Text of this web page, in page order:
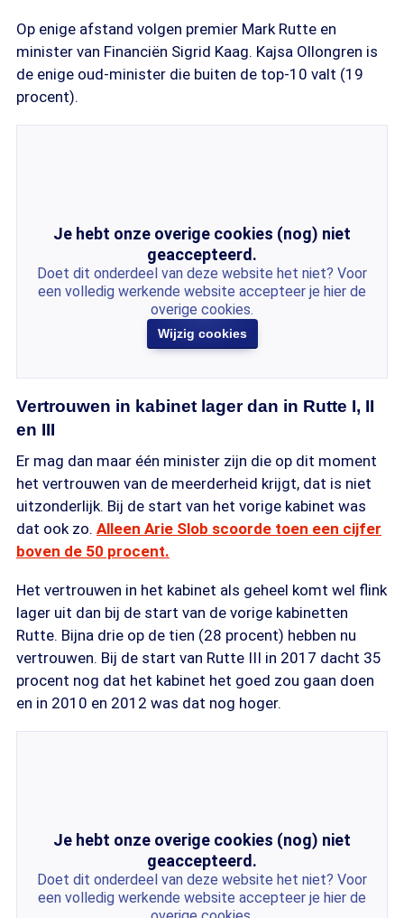
Op enige afstand volgen premier Mark Rutte en
minister van Financiën Sigrid Kaag. Kajsa Ollongren is
de enige oud-minister die buiten de top-10 valt (19
procent).
Je hebt onze overige cookies (nog) niet
geaccepteerd.
Doet dit onderdeel van deze website het niet? Voor
een volledig werkende website accepteer je hier de
overige cookies.
Wijzig cookies
Vertrouwen in kabinet lager dan in Rutte I, II
en III
Er mag dan maar één minister zijn die op dit moment
het vertrouwen van de meerderheid krijgt, dat is niet
uitzonderlijk. Bij de start van het vorige kabinet was
dat ook zo. Alleen Arie Slob scoorde toen een cijfer
boven de 50 procent.
Het vertrouwen in het kabinet als geheel komt wel flink
lager uit dan bij de start van de vorige kabinetten
Rutte. Bijna drie op de tien (28 procent) hebben nu
vertrouwen. Bij de start van Rutte III in 2017 dacht 35
procent nog dat het kabinet het goed zou gaan doen
en in 2010 en 2012 was dat nog hoger.
Je hebt onze overige cookies (nog) niet
geaccepteerd.
Doet dit onderdeel van deze website het niet? Voor
een volledig werkende website accepteer je hier de